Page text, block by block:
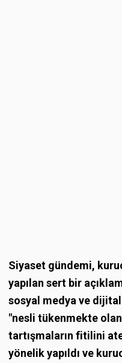
Siyaset gündemi,
yapılan sert bir
sosyal medya ve
"nesli tükenmekte
tartışmaların fitilini
yönelik yapıldı ve